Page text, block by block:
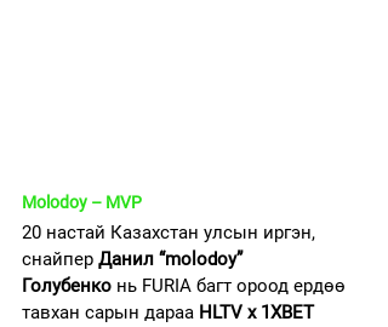
Molodoy – MVP
20 настай Казахстан улсын иргэн,
снайпер Данил “molodoy”
Голубенко нь FURIA багт ороод ердөө
тавхан сарын дараа HLTV x 1XBET